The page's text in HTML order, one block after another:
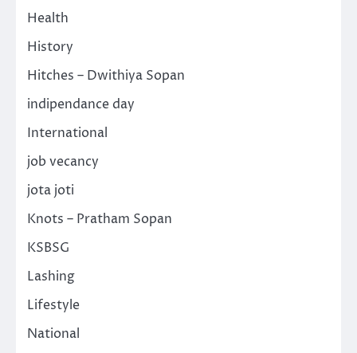
Health
History
Hitches – Dwithiya Sopan
indipendance day
International
job vecancy
jota joti
Knots – Pratham Sopan
KSBSG
Lashing
Lifestyle
National